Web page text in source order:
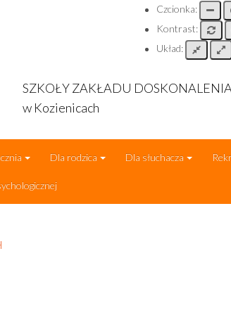
Czcionka:
Kontrast:
Układ:
SZKOŁY ZAKŁADU
w Kozienicach
Dla rodzica Dla słuchacza